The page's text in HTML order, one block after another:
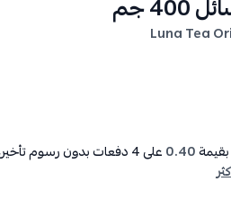
جم
Luna Tea
0.40على4دفعات بدون رسوم